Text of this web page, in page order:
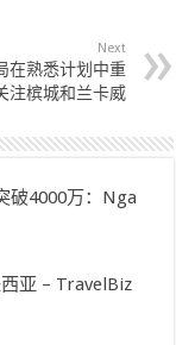
Next
在熟悉计划中重
注槟城和兰卡威
破4000万：Nga
亚 – TravelBiz